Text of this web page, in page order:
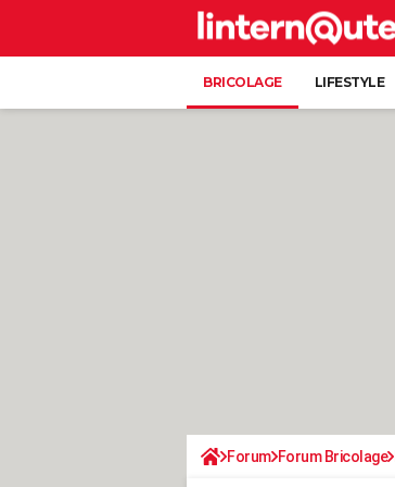
BRICOLAGE LIFESTYLE
Forum Forum Bricolage